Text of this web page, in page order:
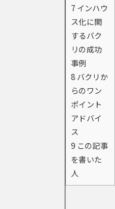
7 インハウ
ス化に関
するバク
リの成功
事例
8 バクリか
らのワン
ポイント
アドバイ
ス
9 この記事
を書いた
人